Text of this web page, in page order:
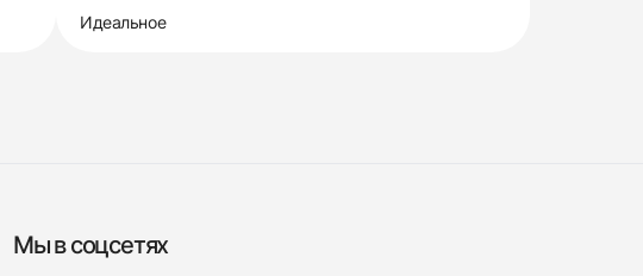
Идеальное
Мы в соцсетях